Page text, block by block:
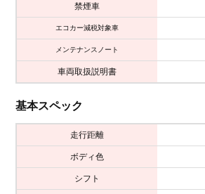
禁煙車
エコカー減税対象車
メンテナンスノート
車両取扱説明書
基本スペック
走行距離
ボディ色
シフト